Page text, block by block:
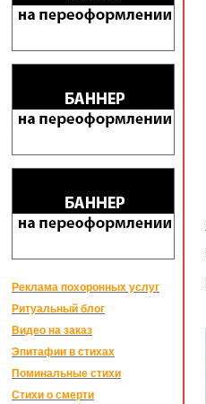
Реклама похоронных услуг
Ритуальный блог
Видео на заказ
Эпитафии в стихах
Поминальные стихи
Стихи о смерти